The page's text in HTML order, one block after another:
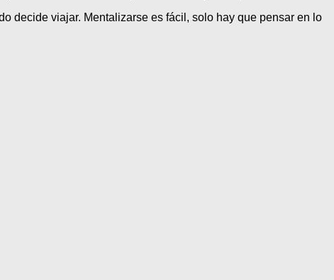
decide viajar. Mentalizarse es fácil, solo hay que pensar en lo